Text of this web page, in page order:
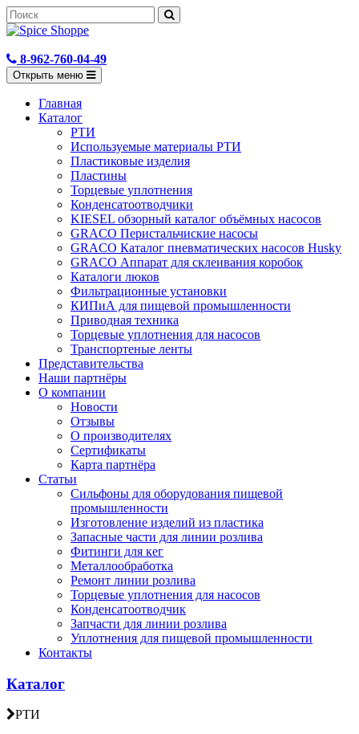
8-962-760-04-49
Открыть меню
Главная
Каталог
РТИ
Используемые материалы РТИ
Пластиковые изделия
Пластины
Торцевые уплотнения
Конденсатоотводчики
KIESEL обзорный каталог объёмных насосов
GRACO Перистальчиские насосы
GRACO Каталог пневматических насосов Husky
GRACO Аппарат для склеивания коробок
Каталоги люков
Фильтрационные установки
КИПиА для пищевой промышленности
Приводная техника
Торцевые уплотнения для насосов
Транспортеные ленты
Представительства
Наши партнёры
О компании
Новости
Отзывы
О производителях
Сертификаты
Карта партнёра
Статьи
Сильфоны для оборудования пищевой
промышленности
Изготовление изделий из пластика
Запасные части для линии розлива
Фитинги для кег
Металлообработка
Ремонт линии розлива
Торцевые уплотнения для насосов
Конденсатоотводчик
Запчасти для линии розлива
Уплотнения для пищевой промышленности
Контакты
Каталог
РТИ